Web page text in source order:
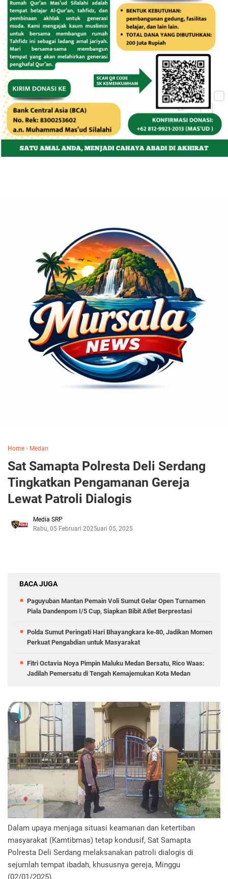
Home › Medan
Sat Samapta Polresta Deli Serdang
Tingkatkan Pengamanan Gereja
Lewat Patroli Dialogis
Media SRP
Rabu, 05 Februari 2025Februari 05, 2025
BACA JUGA
Paguyuban Mantan Pemain Voli Sumut Gelar Open Turnamen
Piala Dandenpom I/5 Cup, Siapkan Bibit Atlet Berprestasi
Polda Sumut Peringati Hari Bhayangkara ke‑80, Jadikan Momen
Perkuat Pengabdian untuk Masyarakat
Fitri Octavia Noya Pimpin Maluku Medan Bersatu, Rico Waas:
Jadilah Pemersatu di Tengah Kemajemukan Kota Medan
Dalam upaya menjaga situasi keamanan dan ketertiban
masyarakat (Kamtibmas) tetap kondusif, Sat Samapta
Polresta Deli Serdang melaksanakan patroli dialogis di
sejumlah tempat ibadah, khususnya gereja, Minggu
(02/01/2025).